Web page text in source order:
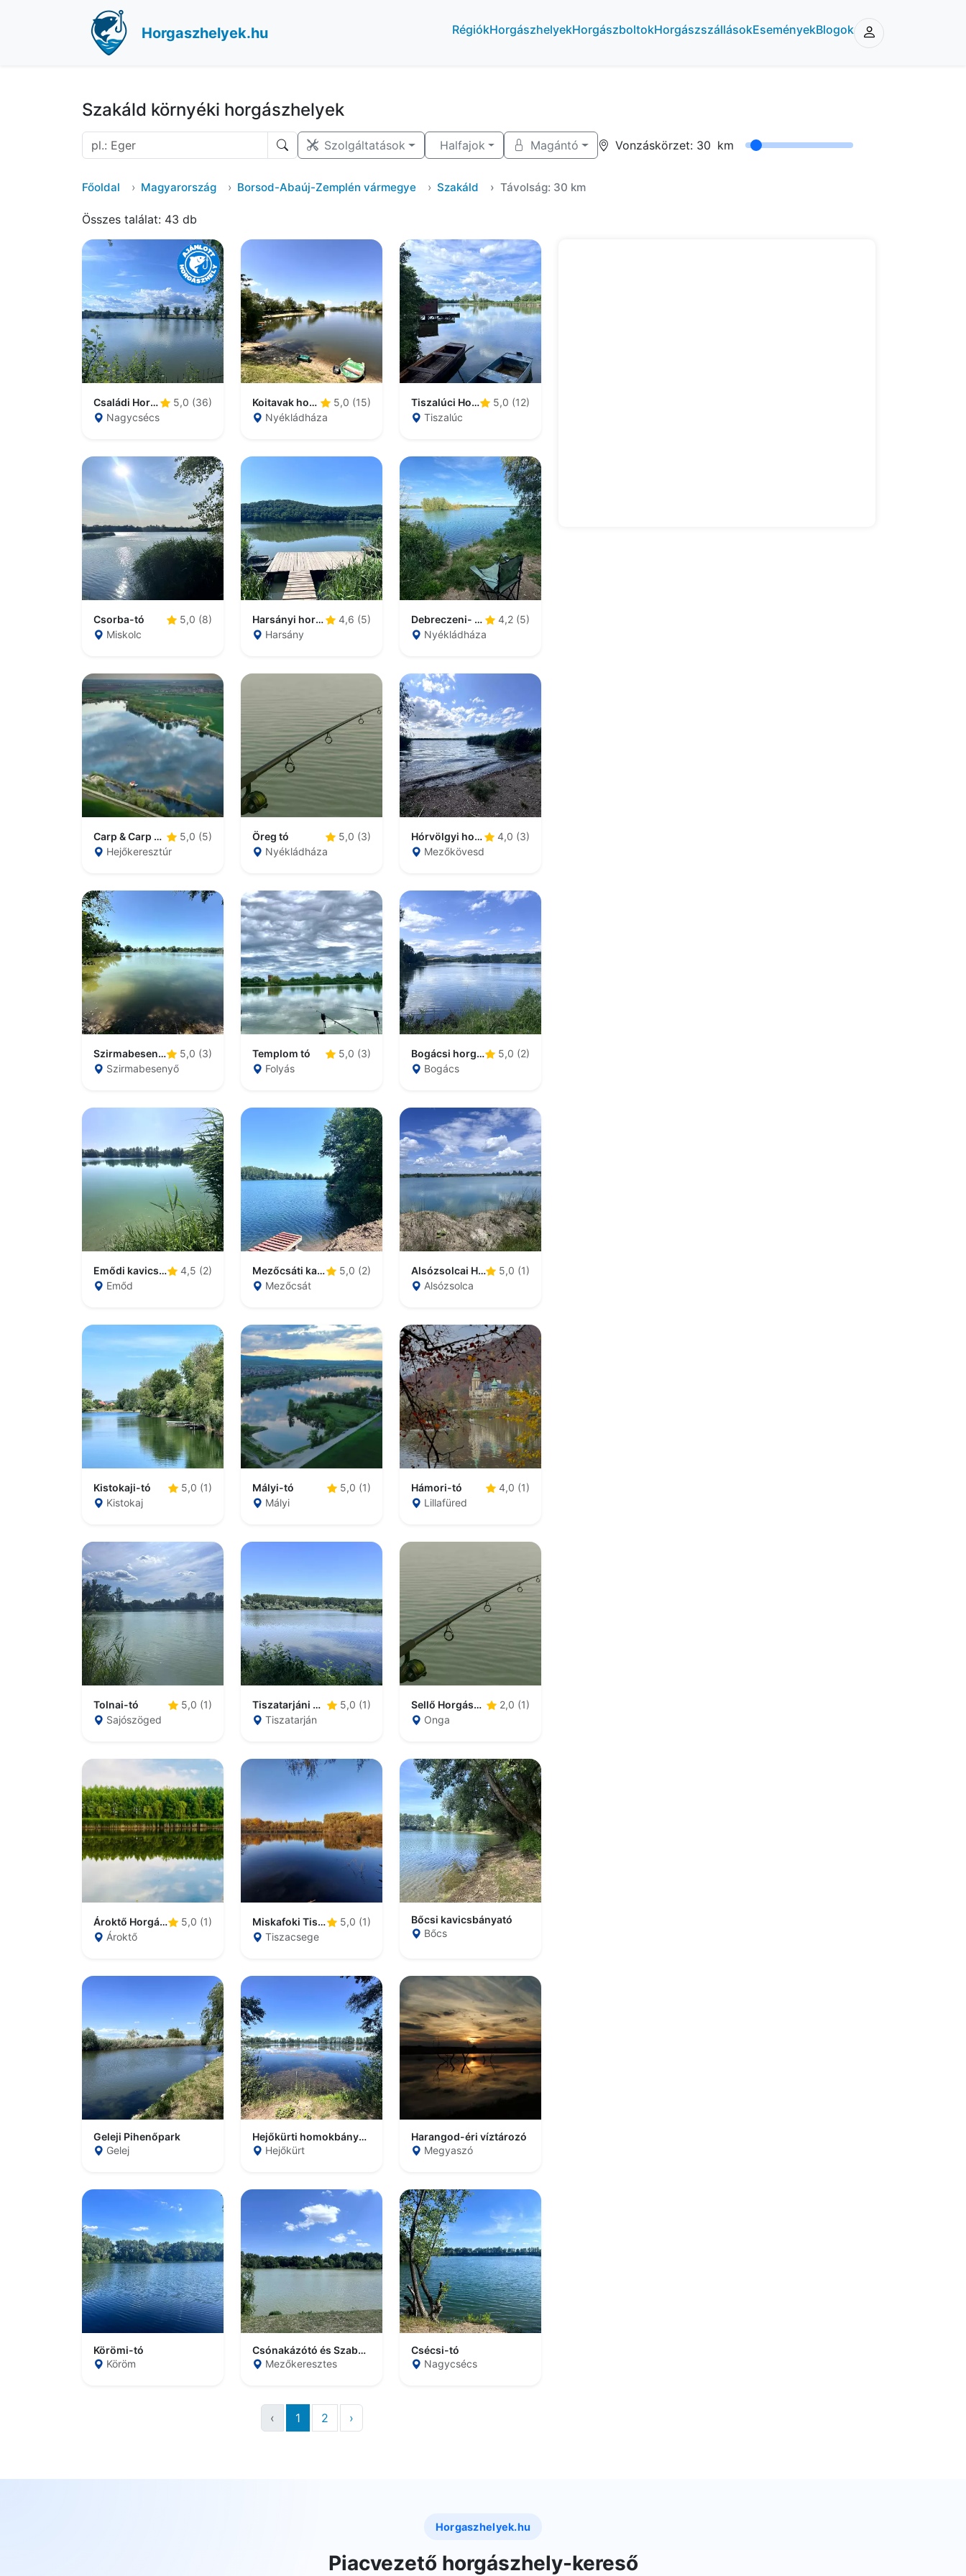
Horgaszhelyek.hu RégiókHorgászhelyekHorgászboltokHorgászszállásokEseményekBlogok
Szakáld környéki horgászhelyek
Szolgáltatások Halfajok Magántó Vonzáskörzet: 30 km
Főoldal Magyarország Borsod-Abaúj-Zemplén vármegye Szakáld Távolság: 30 km
Összes találat: 43 db
Családi Horgásztó (Nagycsécs Belsőségi tó)
5,0 (36)
Nagycsécs
Koitavak horgászparadicsom
5,0 (15)
Nyékládháza
Tiszalúci Holt-Tisza
5,0 (12)
Tiszalúc
Csorba-tó
5,0 (8)
Miskolc
Harsányi horgásztó
4,6 (5)
Harsány
Debreczeni- és Gólem-tavak
4,2 (5)
Nyékládháza
Carp & Carp Hejőkeresztúr
5,0 (5)
Hejőkeresztúr
Öreg tó
5,0 (3)
Nyékládháza
Hórvölgyi horgásztó
4,0 (3)
Mezőkövesd
Szirmabesenyői kavicsbányatavak
5,0 (3)
Szirmabesenyő
Templom tó
5,0 (3)
Folyás
Bogácsi horgásztó
5,0 (2)
Bogács
Emődi kavicsbányatavak
4,5 (2)
Emőd
Mezőcsáti kavicsbányatavak
5,0 (2)
Mezőcsát
Alsózsolcai Házgyári-tó
5,0 (1)
Alsózsolca
Kistokaji-tó
5,0 (1)
Kistokaj
Mályi-tó
5,0 (1)
Mályi
Hámori-tó
4,0 (1)
Lillafüred
Tolnai-tó
5,0 (1)
Sajószöged
Tiszatarjáni Holt-Tisza
5,0 (1)
Tiszatarján
Sellő Horgásztó
2,0 (1)
Onga
Ároktő Horgásztó
5,0 (1)
Ároktő
Miskafoki Tisza holtág
5,0 (1)
Tiszacsege
Bőcsi kavicsbányató
Bőcs
Geleji Pihenőpark
Gelej
Hejőkürti homokbányató
Hejőkürt
Harangod-éri víztározó
Megyaszó
Körömi-tó
Köröm
Csónakázótó és Szabadidőközpont
Mezőkeresztes
Csécsi-tó
Nagycsécs
‹ 1 2 ›
Horgaszhelyek.hu
Piacvezető horgászhely-kereső